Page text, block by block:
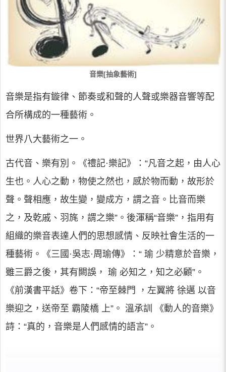
音樂[抽象藝術]
音樂是指有鏇律、節奏或和聲的人聲或樂器音響等配
合所構成的一種藝術。
世界八大藝術之一。
古代音、樂有別。《禮記·樂記》：“凡音之起，由人心
生也。人心之動，物使之然也，感於物而動，故形於
聲。聲相應，故生變，變成方，謂之音。比音而樂
之，及乾戚、羽旄，謂之樂”。後渾稱“音樂”，指用有
組織的樂音表達人們的思想感情、反映社會生活的一
種藝術。《三國·吳志·周瑜傳》：“ 瑜 少精意於音樂，
雖三爵之後，其有闕誤， 瑜 必知之，知之必顧”。
《前漢書平話》卷下：“帝至棘門 ，左翼將 徐邁 以音
樂迎之，送帝至 霸陵橋 上”。 溫承訓 《動人的音樂》
詩：“真的，音樂是人們感情的語言”。